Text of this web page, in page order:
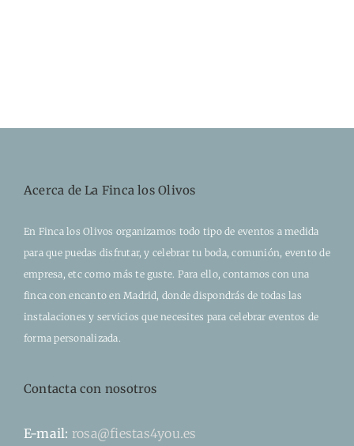
Acerca de La Finca los Olivos
En Finca los Olivos organizamos todo tipo de eventos a medida
para que puedas disfrutar, y celebrar tu boda, comunión, evento de
empresa, etc como más te guste. Para ello, contamos con una
finca con encanto en Madrid, donde dispondrás de todas las
instalaciones y servicios que necesites para celebrar eventos de
forma personalizada.
Contacta con nosotros
E-mail: rosa@fiestas4you.es